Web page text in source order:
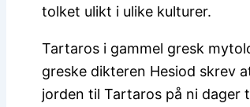
tolket ulikt i ulike kulturer.
Tartaros i gammel gresk
greske dikteren Hesiod skrev
jorden til Tartaros på ni dager